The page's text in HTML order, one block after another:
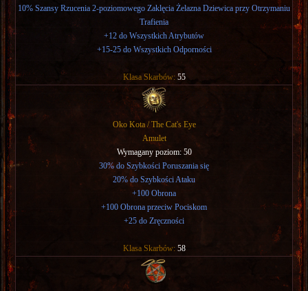
10% Szansy Rzucenia 2-poziomowego Zaklęcia Żelazna Dziewica przy Otrzymaniu
Trafienia
+12 do Wszystkich Atrybutów
+15-25 do Wszystkich Odporności
Klasa Skarbów: 55
Oko Kota / The Cat's Eye
Amulet
Wymagany poziom: 50
30% do Szybkości Poruszania się
20% do Szybkości Ataku
+100 Obrona
+100 Obrona przeciw Pociskom
+25 do Zręczności
Klasa Skarbów: 58